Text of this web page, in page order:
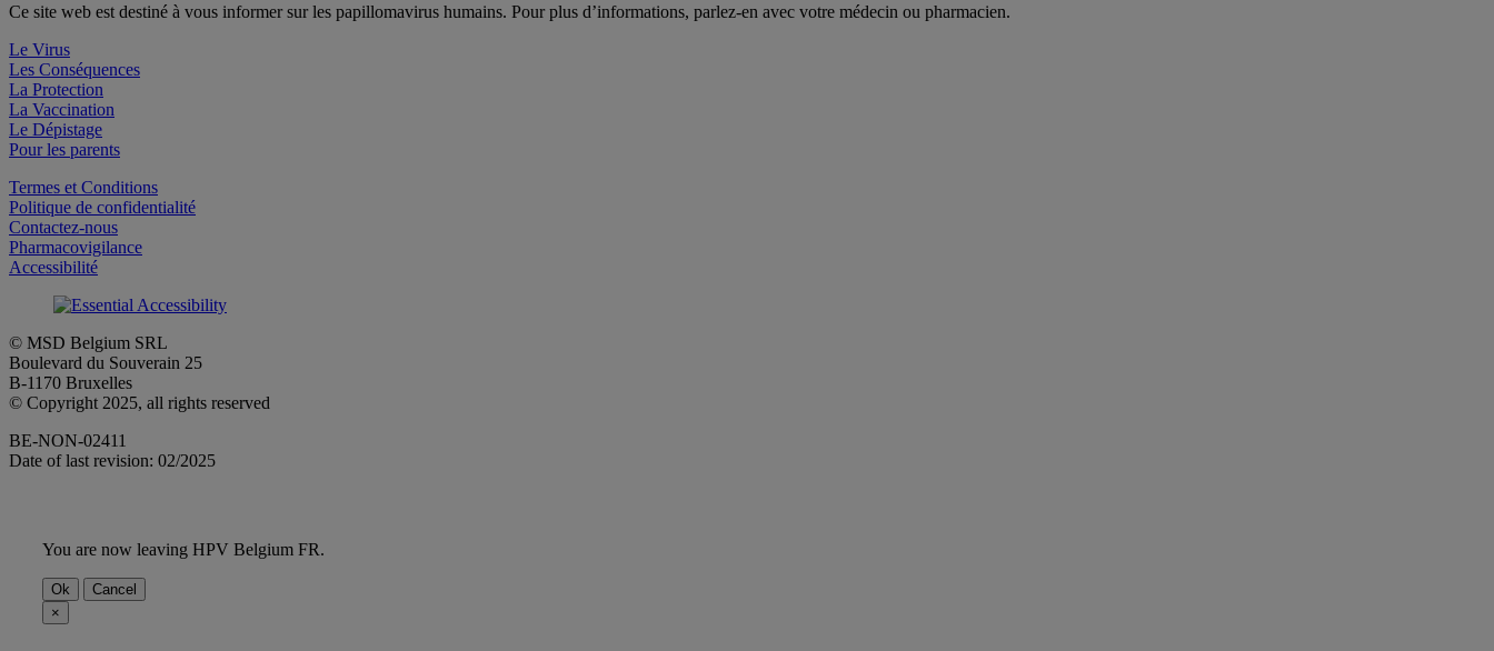
Ce site web est destiné à vous informer sur les papillomavirus humains. Pour plus d’informations, parlez-en avec votre médecin ou pharmacien.
Le Virus
Les Conséquences
La Protection
La Vaccination
Le Dépistage
Pour les parents
Termes et Conditions
Politique de confidentialité
Contactez-nous
Pharmacovigilance
Accessibilité
© MSD Belgium SRL
Boulevard du Souverain 25
B-1170 Bruxelles
© Copyright 2025, all rights reserved
BE-NON-02411
Date of last revision: 02/2025
You are now leaving HPV Belgium FR.
Ok
Cancel
×